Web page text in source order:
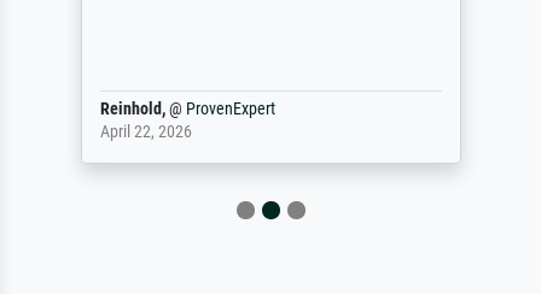
Reinhold,@ ProvenExpert
April 22, 2026